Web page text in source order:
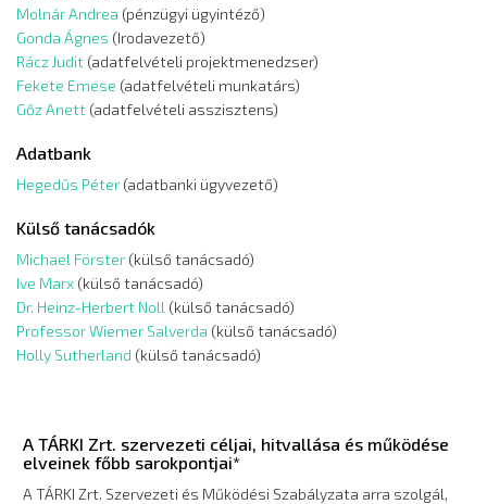
Molnár Andrea (pénzügyi ügyintéző)
Gonda Ágnes (Irodavezető)
Rácz Judit (adatfelvételi projektmenedzser)
Fekete Emese (adatfelvételi munkatárs)
Gőz Anett (adatfelvételi asszisztens)
Adatbank
Hegedűs Péter (adatbanki ügyvezető)
Külső tanácsadók
Michael Förster (külső tanácsadó)
Ive Marx (külső tanácsadó)
Dr. Heinz-Herbert Noll (külső tanácsadó)
Professor Wiemer Salverda (külső tanácsadó)
Holly Sutherland (külső tanácsadó)
A TÁRKI Zrt. szervezeti céljai, hitvallása és működése
elveinek főbb sarokpontjai*
A TÁRKI Zrt. Szervezeti és Működési Szabályzata arra szolgál,